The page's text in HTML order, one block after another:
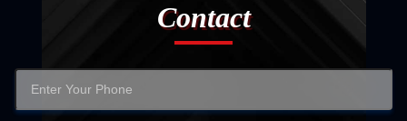
Contact